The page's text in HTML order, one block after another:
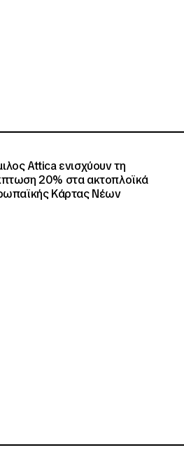
Attica ενισχύουν τη
20% στα ακτοπλοϊκά
Κάρτας Νέων